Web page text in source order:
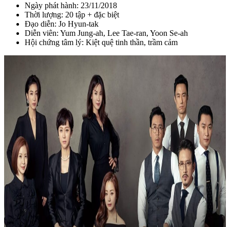
Ngày phát hành: 23/11/2018
Thời lượng: 20 tập + đặc biệt
Đạo diễn: Jo Hyun-tak
Diễn viên: Yum Jung-ah, Lee Tae-ran, Yoon Se-ah
Hội chứng tâm lý: Kiệt quệ tinh thần, trầm cảm